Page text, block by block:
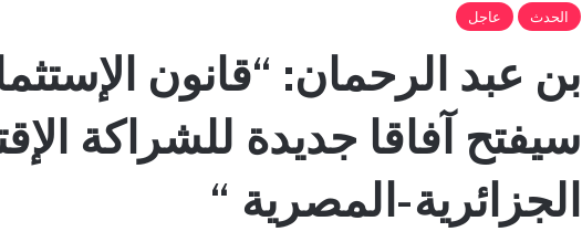
الحدث عاجل
بن عبد الرحمان: “قانون
سيفتح آفاقا جديدة للشراكة
الجزائرية-المصرية “